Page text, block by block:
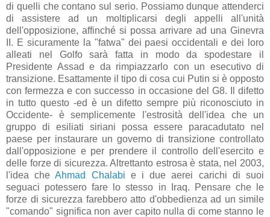
di quelli che contano sul serio. Possiamo dunque attenderci
di assistere ad un moltiplicarsi degli appelli all'unità
dell'opposizione, affinché si possa arrivare ad una Ginevra
II. E sicuramente la "fatwa" dei paesi occidentali e dei loro
alleati nel Golfo sarà fatta in modo da spodestare il
Presidente Assad e da rimpiazzarlo con un esecutivo di
transizione. Esattamente il tipo di cosa cui Putin si è opposto
con fermezza e con successo in occasione del G8. Il difetto
in tutto questo -ed è un difetto sempre più riconosciuto in
Occidente- è semplicemente l'estrosità dell'idea che un
gruppo di esiliati siriani possa essere paracadutato nel
paese per instaurare un governo di transizione controllato
dall'opposizione e per prendere il controllo dell'esercito e
delle forze di sicurezza. Altrettanto estrosa è stata, nel 2003,
l'idea cheAhmad Chalabi e i due aerei carichi di suoi
seguaci potessero fare lo stesso in Iraq. Pensare che le
forze di sicurezza farebbero atto d'obbedienza ad un simile
"comando" significa non aver capito nulla di come stanno le